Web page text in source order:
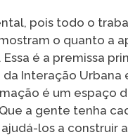
pois todo o
o quanto a
é a premissa
Interação
é um espaço
a gente tenha
los a construir